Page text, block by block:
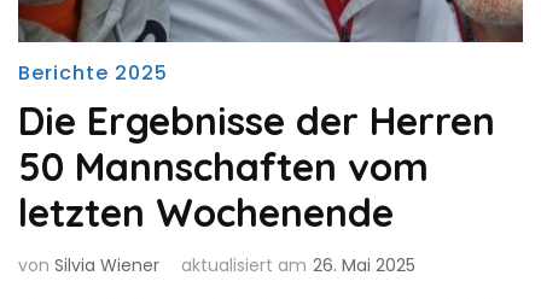
Berichte 2025
Die Ergebnisse der Herren
50 Mannschaften vom
letzten Wochenende
von Silvia Wiener aktualisiert am 26. Mai 2025